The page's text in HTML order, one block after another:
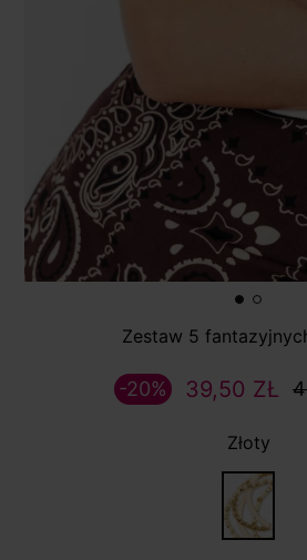
Zestaw 5
39,50 ZŁ
-20%
Złoty